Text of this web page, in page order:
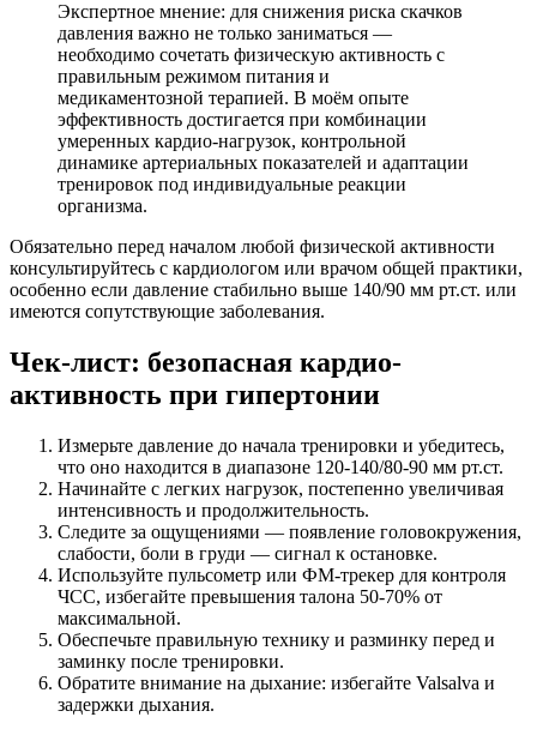
Экспертное мнение: для снижения риска скачков
давления важно не только заниматься —
необходимо сочетать физическую активность с
правильным режимом питания и
медикаментозной терапией. В моём опыте
эффективность достигается при комбинации
умеренных кардио-нагрузок, контрольной
динамике артериальных показателей и адаптации
тренировок под индивидуальные реакции
организма.
Обязательно перед началом любой физической активности
консультируйтесь с кардиологом или врачом общей практики,
особенно если давление стабильно выше 140/90 мм рт.ст. или
имеются сопутствующие заболевания.
Чек-лист: безопасная кардио-
активность при гипертонии
Измерьте давление до начала тренировки и убедитесь,
что оно находится в диапазоне 120-140/80-90 мм рт.ст.
Начинайте с легких нагрузок, постепенно увеличивая
интенсивность и продолжительность.
Следите за ощущениями — появление головокружения,
слабости, боли в груди — сигнал к остановке.
Используйте пульсометр или ФМ-трекер для контроля
ЧСС, избегайте превышения талона 50-70% от
максимальной.
Обеспечьте правильную технику и разминку перед и
заминку после тренировки.
Обратите внимание на дыхание: избегайте Valsalva и
задержки дыхания.